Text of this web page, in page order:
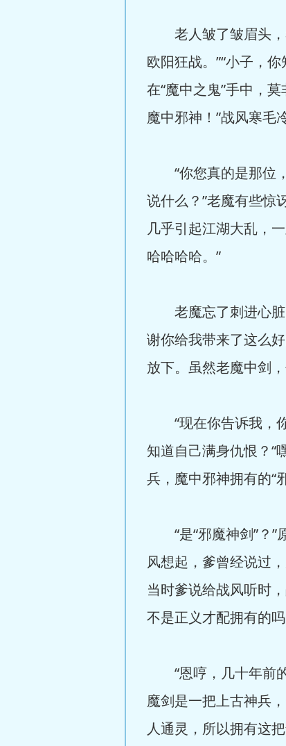
老人皱了皱眉头，
欧阳狂战。”“小子，
在“魔中之鬼”手中，
魔中邪神！”战风寒毛
“你您真的是那位，
说什么？”老魔有些惊
几乎引起江湖大乱，
哈哈哈哈。”
老魔忘了刺进心脏
谢你给我带来了这么
放下。虽然老魔中剑
“现在你告诉我，你
知道自己满身仇恨？“
兵，魔中邪神拥有的“
“是“邪魔神剑”？”
风想起，爹曾经说过
当时爹说给战风听时
不是正义才配拥有的
“恩哼，几十年前的
魔剑是一把上古神兵
人通灵，所以拥有这